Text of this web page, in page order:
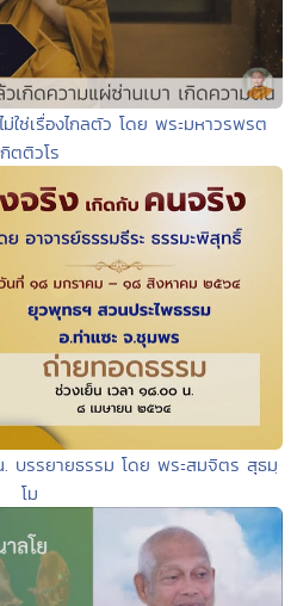
ช่เรื่องไกลตัว โดย พระมหาวรพรต
กิตติวโร
บรรยายธรรม โดย พระสมจิตร สุธมฺ
โม